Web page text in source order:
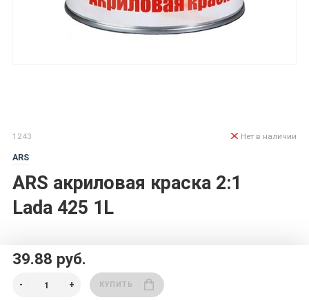
1243
ARS
ARS акриловая краска 2:1
Lada 425 1L
Нет в наличии
39.88 руб.
КУПИТЬ